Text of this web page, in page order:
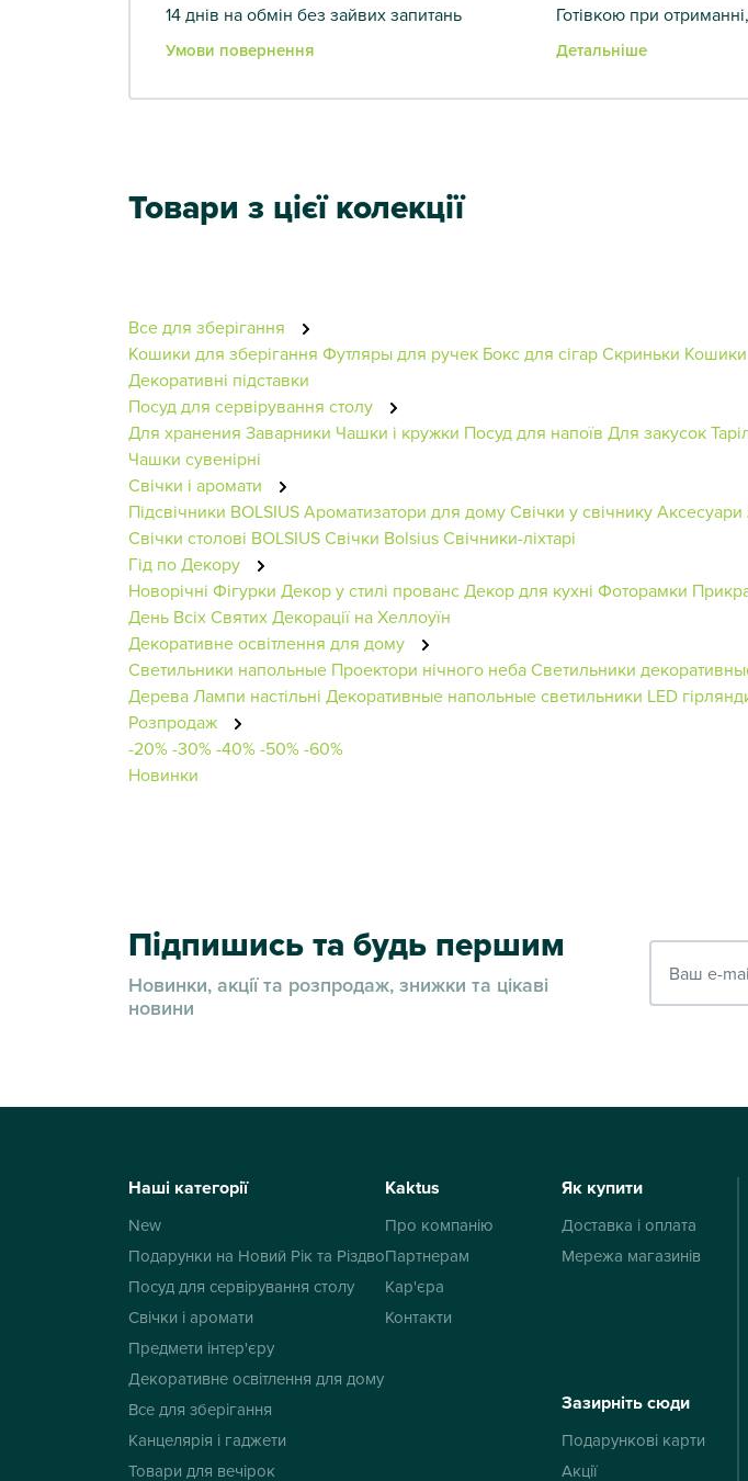
14 днів на обмін без зайвих запитань
Умови повернення
Готівкою при
Детальніше
Товари з цієї колекції
Все для зберігання
Кошики для зберігання Футляры для ручек Бокс для сігарСкриньки Кошики
Декоративні підставки
Посуд для сервірування столу
Для хранения Заварники Чашки і кружки Посуд для напоїв Для закусок
Чашки сувенірні
Свічки і аромати
Підсвічники BOLSIUSАроматизатори для домуСвічки у свічникуАксесуари
Свічки столові BOLSIUSСвічки BolsiusСвічники-ліхтарі
Гід по Декору
Новорічні Фігурки Декор у стилі провансДекор для кухні Фоторамки
День Всіх СвятихДекорації на Хеллоуїн
Декоративне освітлення для дому
Светильники напольные Проектори нічного небаСветильники
ДереваЛампи настільні Декоративные напольные светильники LED
Розпродаж
-20%-30%-40%-50%-60%
Новинки
Підпишись та будь першим
Новинки, акції та розпродаж, знижки та цікаві
новини
Наші категорії
New
Подарунки на Новий Рік та Різдво
Посуд для сервірування столу
Свічки і аромати
Предмети інтер'єру
Декоративне освітлення для дому
Все для зберігання
Канцелярія і гаджети
Товари для вечірок
Kaktus
Про компанію
Партнерам
Кар'єра
Контакти
Як купити
Доставка і оплата
Мережа магазинів
Зазирніть сюди
Подарункові карти
Акції